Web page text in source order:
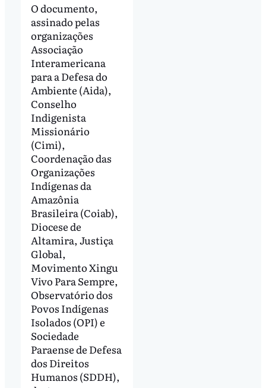
O documento,
assinado pelas
organizações
Associação
Interamericana
para a Defesa do
Ambiente (Aida),
Conselho
Indigenista
Missionário
(Cimi),
Coordenação das
Organizações
Indígenas da
Amazônia
Brasileira (Coiab),
Diocese de
Altamira, Justiça
Global,
Movimento Xingu
Vivo Para Sempre,
Observatório dos
Povos Indígenas
Isolados (OPI) e
Sociedade
Paraense de Defesa
dos Direitos
Humanos (SDDH),